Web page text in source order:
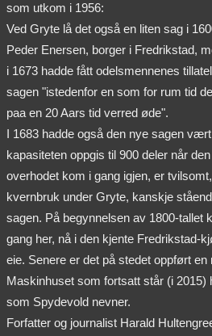
som utkom i 1956:
Ved Gryte lå det også en liten sag i
Peder Enersen, borger i Fredrikstad,
i 1673 hadde fått odelsmennenes
sagen "istedenfor en som for rum tid
paa en 20 Aars tid verred øde".
I 1683 hadde også den nye sagen
kapasiteten oppgis til 900 deler når
overhodet kom i gang igjen, er
kvernbruk under Gryte, kanskje
sagen. På begynnelsen av 1800-tallet
gang her, nå i den kjente Fredrikstad-
eie. Senere er det på stedet oppført en
Maskinhuset som fortsatt står (i 2015)
som Spydevold nevner.
Forfatter og journalist Harald